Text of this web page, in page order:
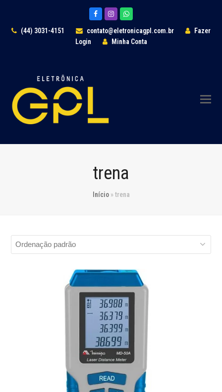
FacebookInstagramWhatsapp
(44) 3031-4151 contato@eletronicagpl.com.br
Fazer
Login
Minha Conta
trena
Início»trena